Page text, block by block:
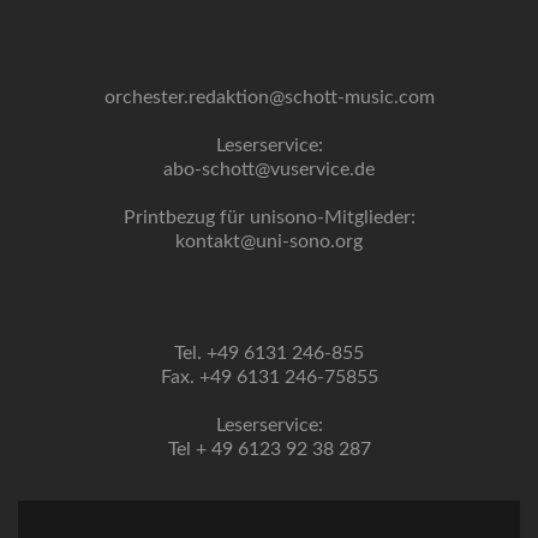
orchester.redaktion@schott-music.com
Leserservice:
abo-schott@vuservice.de
Printbezug für unisono-Mitglieder:
kontakt@uni-sono.org
Tel. +49 6131 246-855
Fax. +49 6131 246-75855
Leserservice:
Tel + 49 6123 92 38 287